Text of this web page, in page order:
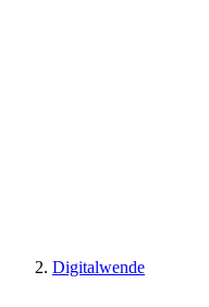
Digitalwende